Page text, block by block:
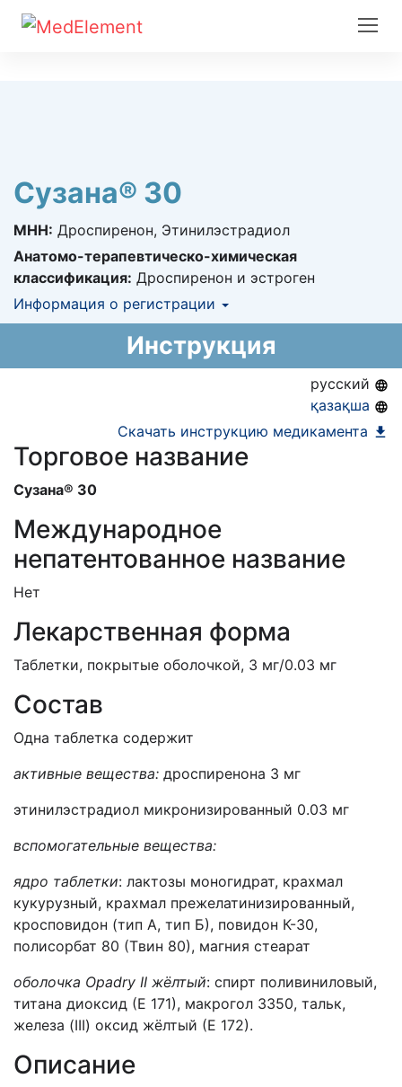
Сузана® 30
МНН: Дроспиренон, Этинилэстрадиол
Анатомо-терапевтическо-химическая
классификация: Дроспиренон и эстроген
Информация о регистрации
Информация о регистрации в РК:16.02.2016 -
Инструкция
русский
қазақша
Скачать инструкцию медикамента
Торговое название
Сузана® 30
Международное
непатентованное название
Нет
Лекарственная форма
Таблетки, покрытые оболочкой, 3 мг/0.03 мг
Состав
Одна таблетка содержит
активные вещества: дроспиренона 3 мг
этинилэстрадиол микронизированный 0.03 мг
вспомогательные вещества:
ядро таблетки: лактозы моногидрат, крахмал
кукурузный, крахмал прежелатинизированный,
кросповидон (тип A, тип Б), повидон К-30,
полисорбат 80 (Tвин 80), магния стеарат
оболочка Opadry II жёлтый: спирт поливиниловый,
титана диоксид (Е 171), макрогол 3350, тальк,
железа (III) оксид жёлтый (Е 172).
Описание